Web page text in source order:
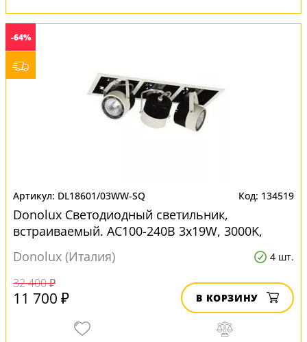
-64%
DL18601/03WW-SQ 134519
Donolux Светодиодный светильник,
встраиваемый. АС100-240В 3х19W, 3000K,
3960LM, 30°. Цвет-белый, D4 для натяжных
потолков
Donolux (Италия) 4 шт.
32 400 ₽
11 700 ₽ В КОРЗИНУ